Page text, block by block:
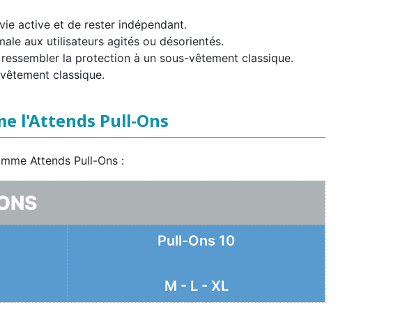
active et de rester indépendant.
aux utilisateurs agités ou désorientés.
la protection à un sous-vêtement classique.
classique.
l'Attends Pull-Ons
Attends Pull-Ons :
Pull-Ons 10
M - L - XL